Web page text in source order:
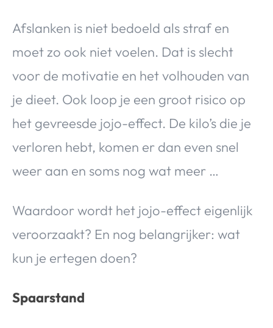
Afslanken is niet bedoeld als straf en
moet zo ook niet voelen. Dat is slecht
voor de motivatie en het volhouden van
je dieet. Ook loop je een groot risico op
het gevreesde jojo-effect. De kilo’s die je
verloren hebt, komen er dan even snel
weer aan en soms nog wat meer …
Waardoor wordt het jojo-effect eigenlijk
veroorzaakt? En nog belangrijker: wat
kun je ertegen doen?
Spaarstand